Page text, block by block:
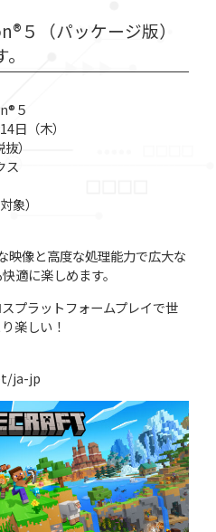
５（パッケージ版）
５
（木）
）
ス
）
像と高度な処理能力で広大な
適に楽しめます。
プラットフォームプレイで世
楽しい！
ja-jp